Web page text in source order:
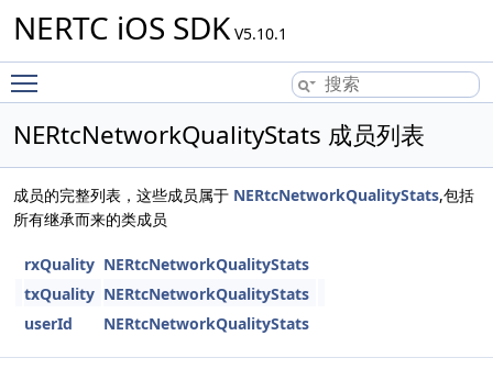
NERTC iOS SDK V5.10.1
NERtcNetworkQualityStats 成员列表
成员的完整列表，这些成员属于 NERtcNetworkQualityStats,包括
所有继承而来的类成员
rxQuality NERtcNetworkQualityStats
txQuality NERtcNetworkQualityStats
userId
NERtcNetworkQualityStats